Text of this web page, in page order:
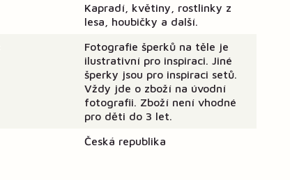
Kapradí, květiny, rostlinky z
lesa, houbičky a další.
Fotografie šperků na těle je
ilustrativní pro inspiraci. Jiné
šperky jsou pro inspiraci setů.
Vždy jde o zboží na úvodní
fotografii. Zboží není vhodné
pro děti do 3 let.
Česká republika